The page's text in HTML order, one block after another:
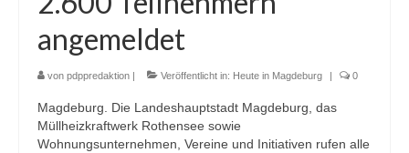
angemeldet
von pdppredaktion Veröffentlicht in: Heute in Magdeburg 0
Magdeburg. Die Landeshauptstadt Magdeburg, das
Müllheizkraftwerk Rothensee sowie
Wohnungsunternehmen, Vereine und Initiativen rufen alle